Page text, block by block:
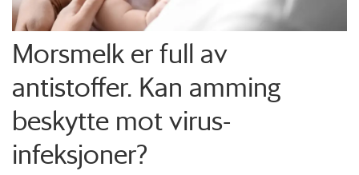
Morsmelk er full av
antistoffer. Kan amming
beskytte mot virus-
infeksjoner?